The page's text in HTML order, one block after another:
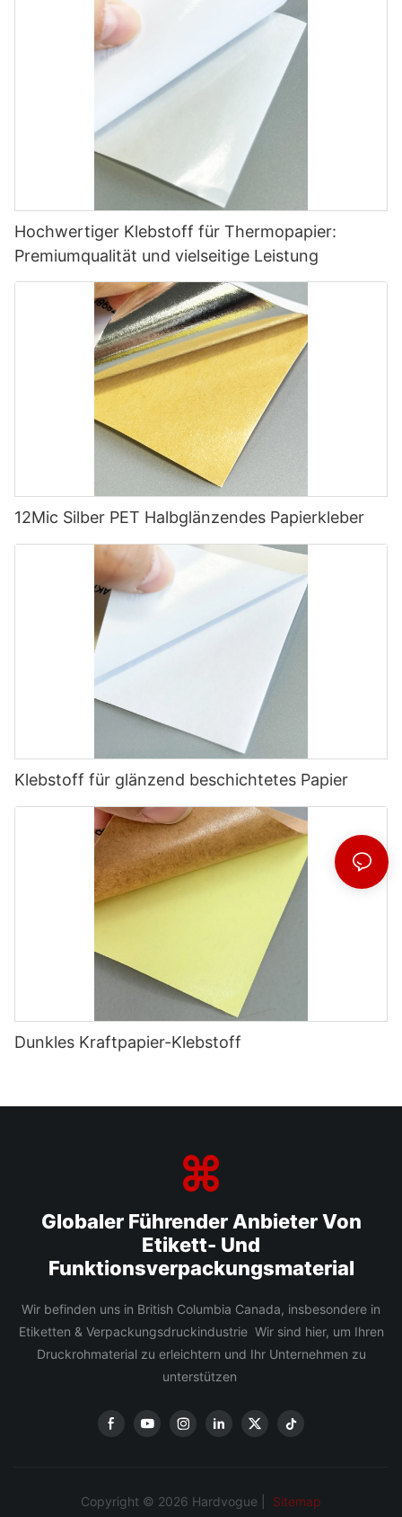
Hochwertiger Klebstoff für Thermopapier:
Premiumqualität und vielseitige Leistung
12Mic Silber PET Halbglänzendes Papierkleber
Klebstoff für glänzend beschichtetes Papier
Dunkles Kraftpapier-Klebstoff
Globaler Führender Anbieter Von
Etikett- Und
Funktionsverpackungsmaterial
Wir befinden uns in British Columbia Canada, insbesondere in
Etiketten & Verpackungsdruckindustrie Wir sind hier, um Ihren
Druckrohmaterial zu erleichtern und Ihr Unternehmen zu
unterstützen
Copyright © 2026 Hardvogue | Sitemap